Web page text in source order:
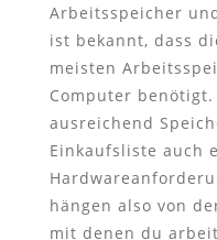
Arbeitsspeicher
ist bekannt, dass
meisten
Computer
ausreichend
Einkaufsliste auch
hängen also von
mit denen du